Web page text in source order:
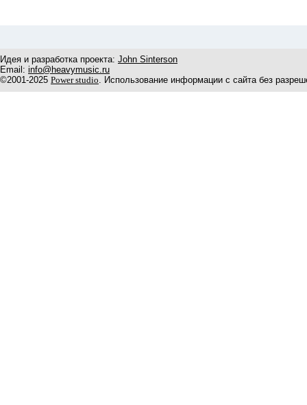
Идея и разработка проекта: John Sinterson
Email: info@heavymusic.ru
©2001-2025 Power studio. Использование информации с сайта без